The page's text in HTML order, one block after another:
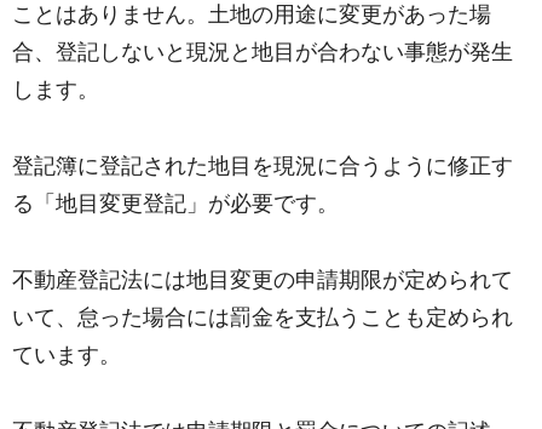
ことはありません。土地の用途に変更があった場
合、登記しないと現況と地目が合わない事態が発生
します。
登記簿に登記された地目を現況に合うように修正す
る「地目変更登記」が必要です。
不動産登記法には地目変更の申請期限が定められて
いて、怠った場合には罰金を支払うことも定められ
ています。